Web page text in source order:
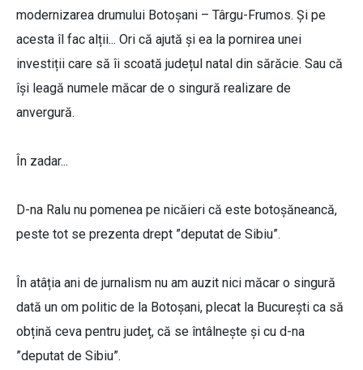
modernizarea drumului Botoșani – Târgu-Frumos. Și pe
acesta îl fac alții... Ori că ajută și ea la pornirea unei
investiții care să îi scoată județul natal din sărăcie. Sau că
își leagă numele măcar de o singură realizare de
anvergură.
În zadar...
D-na Ralu nu pomenea pe nicăieri că este botoșăneancă,
peste tot se prezenta drept ”deputat de Sibiu”.
În atâția ani de jurnalism nu am auzit nici măcar o singură
dată un om politic de la Botoșani, plecat la București ca să
obțină ceva pentru județ, că se întâlnește și cu d-na
”deputat de Sibiu”.